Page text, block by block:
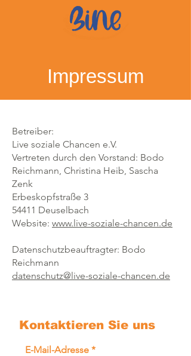
Impressum
Betreiber:
Live soziale Chancen e.V.
Vertreten durch den Vorstand: Bodo
Reichmann, Christina Heib, Sascha
Zenk
Erbeskopfstraße 3
54411 Deuselbach
Website: www.live-soziale-chancen.de
Datenschutzbeauftragter: Bodo
Reichmann
datenschutz@live-soziale-chancen.de
Kontaktieren Sie uns
E-Mail-Adresse